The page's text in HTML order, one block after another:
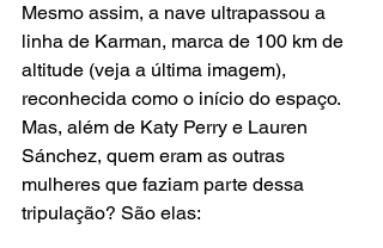
Mesmo assim, a nave ultrapassou a
linha de Karman, marca de 100 km de
altitude (veja a última imagem),
reconhecida como o início do espaço.
Mas, além de Katy Perry e Lauren
Sánchez, quem eram as outras
mulheres que faziam parte dessa
tripulação? São elas: